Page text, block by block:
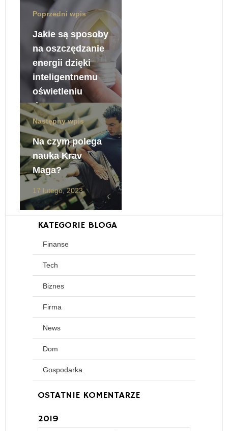
Poprzedni wpis
Jakie są sposoby
na oszczędzanie
energii dzięki
inteligentnemu
oświetleniu
domu?
17 lutego, 2023
Następny wpis
Na czym polega
nauka Krav
Maga?
17 lutego, 2023
KATEGORIE BLOGA
Finanse
Tech
Biznes
Firma
News
Dom
Gospodarka
OSTATNIE KOMENTARZE
2019